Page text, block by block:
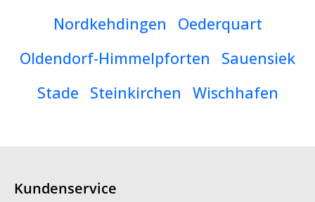
Nordkehdingen
Oederquart
Oldendorf-Himmelpforten
Sauensiek
Stade
Steinkirchen Wischhafen
Kundenservice